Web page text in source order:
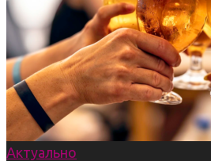
Актуально